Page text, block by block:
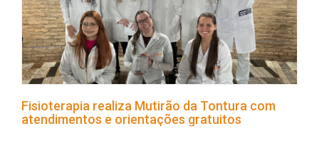
Fisioterapia realiza Mutirão da Tontura com
atendimentos e orientações gratuitos